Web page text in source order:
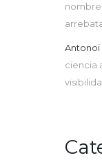
Antonoi
ciencia